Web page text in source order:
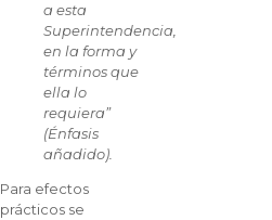
a esta
Superintendencia,
en la forma y
términos que
ella lo
requiera”
(Énfasis
añadido).
Para efectos
prácticos se